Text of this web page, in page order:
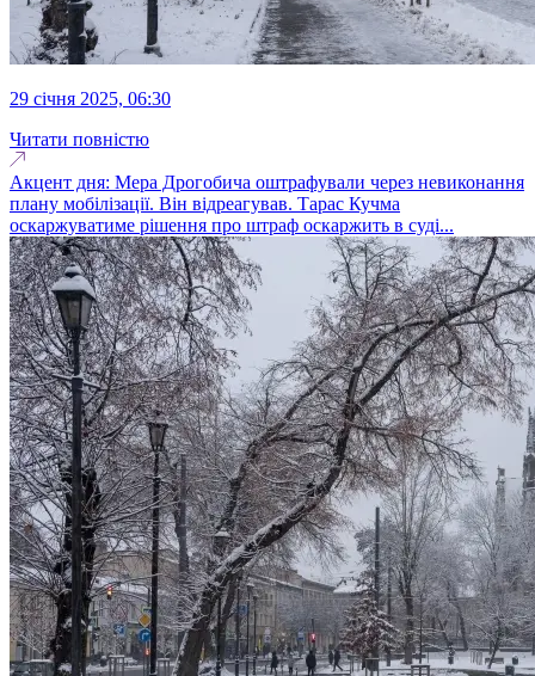
29 січня 2025, 06:30
Читати повністю
Акцент дня: Мера Дрогобича оштрафували через невиконання
плану мобілізації. Він відреагував. Тарас Кучма
оскаржуватиме рішення про штраф оскаржить в суді...